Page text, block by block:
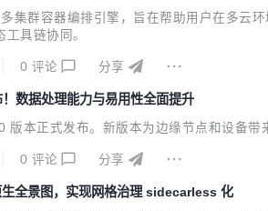
集群容器编排引擎，旨在帮助用户在多云
具链协同。
0 评论 分享
数据处理能力与易用性全面提升
本正式发布。新版本为边缘节点和设备带
0 评论 分享
全景图，实现网格治理 sidecarless 化